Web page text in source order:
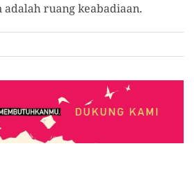
ruang keabadiaan.